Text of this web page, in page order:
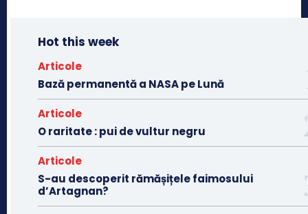
Hot this week
Articole
Bază permanentă a NASA pe Lună
Articole
O raritate : pui de vultur negru
Articole
S-au descoperit rămășițele faimosului
d’Artagnan?